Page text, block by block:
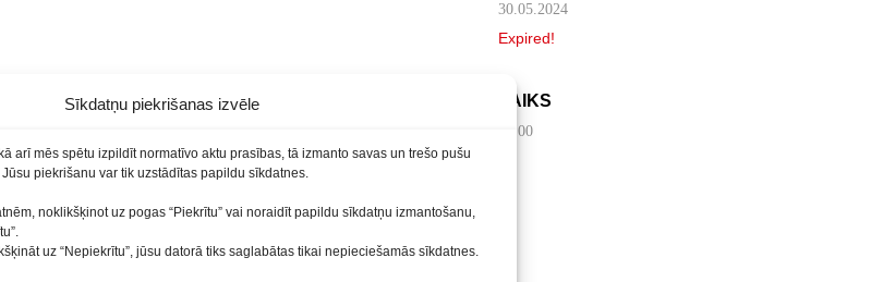
Sīkdatņu piekrišanas izvēle
arī mēs spētu izpildīt normatīvo aktu prasības, tā izmanto savas un trešo pušu
piekrišanu var tik uzstādītas papildu sīkdatnes.
noklikšķinot uz pogas “Piekrītu” vai noraidīt papildu sīkdatņu izmantošanu,
uz “Nepiekrītu”, jūsu datorā tiks saglabātas tikai nepieciešamās sīkdatnes.
30.05.2024
Expired!
LAIKS
10:00